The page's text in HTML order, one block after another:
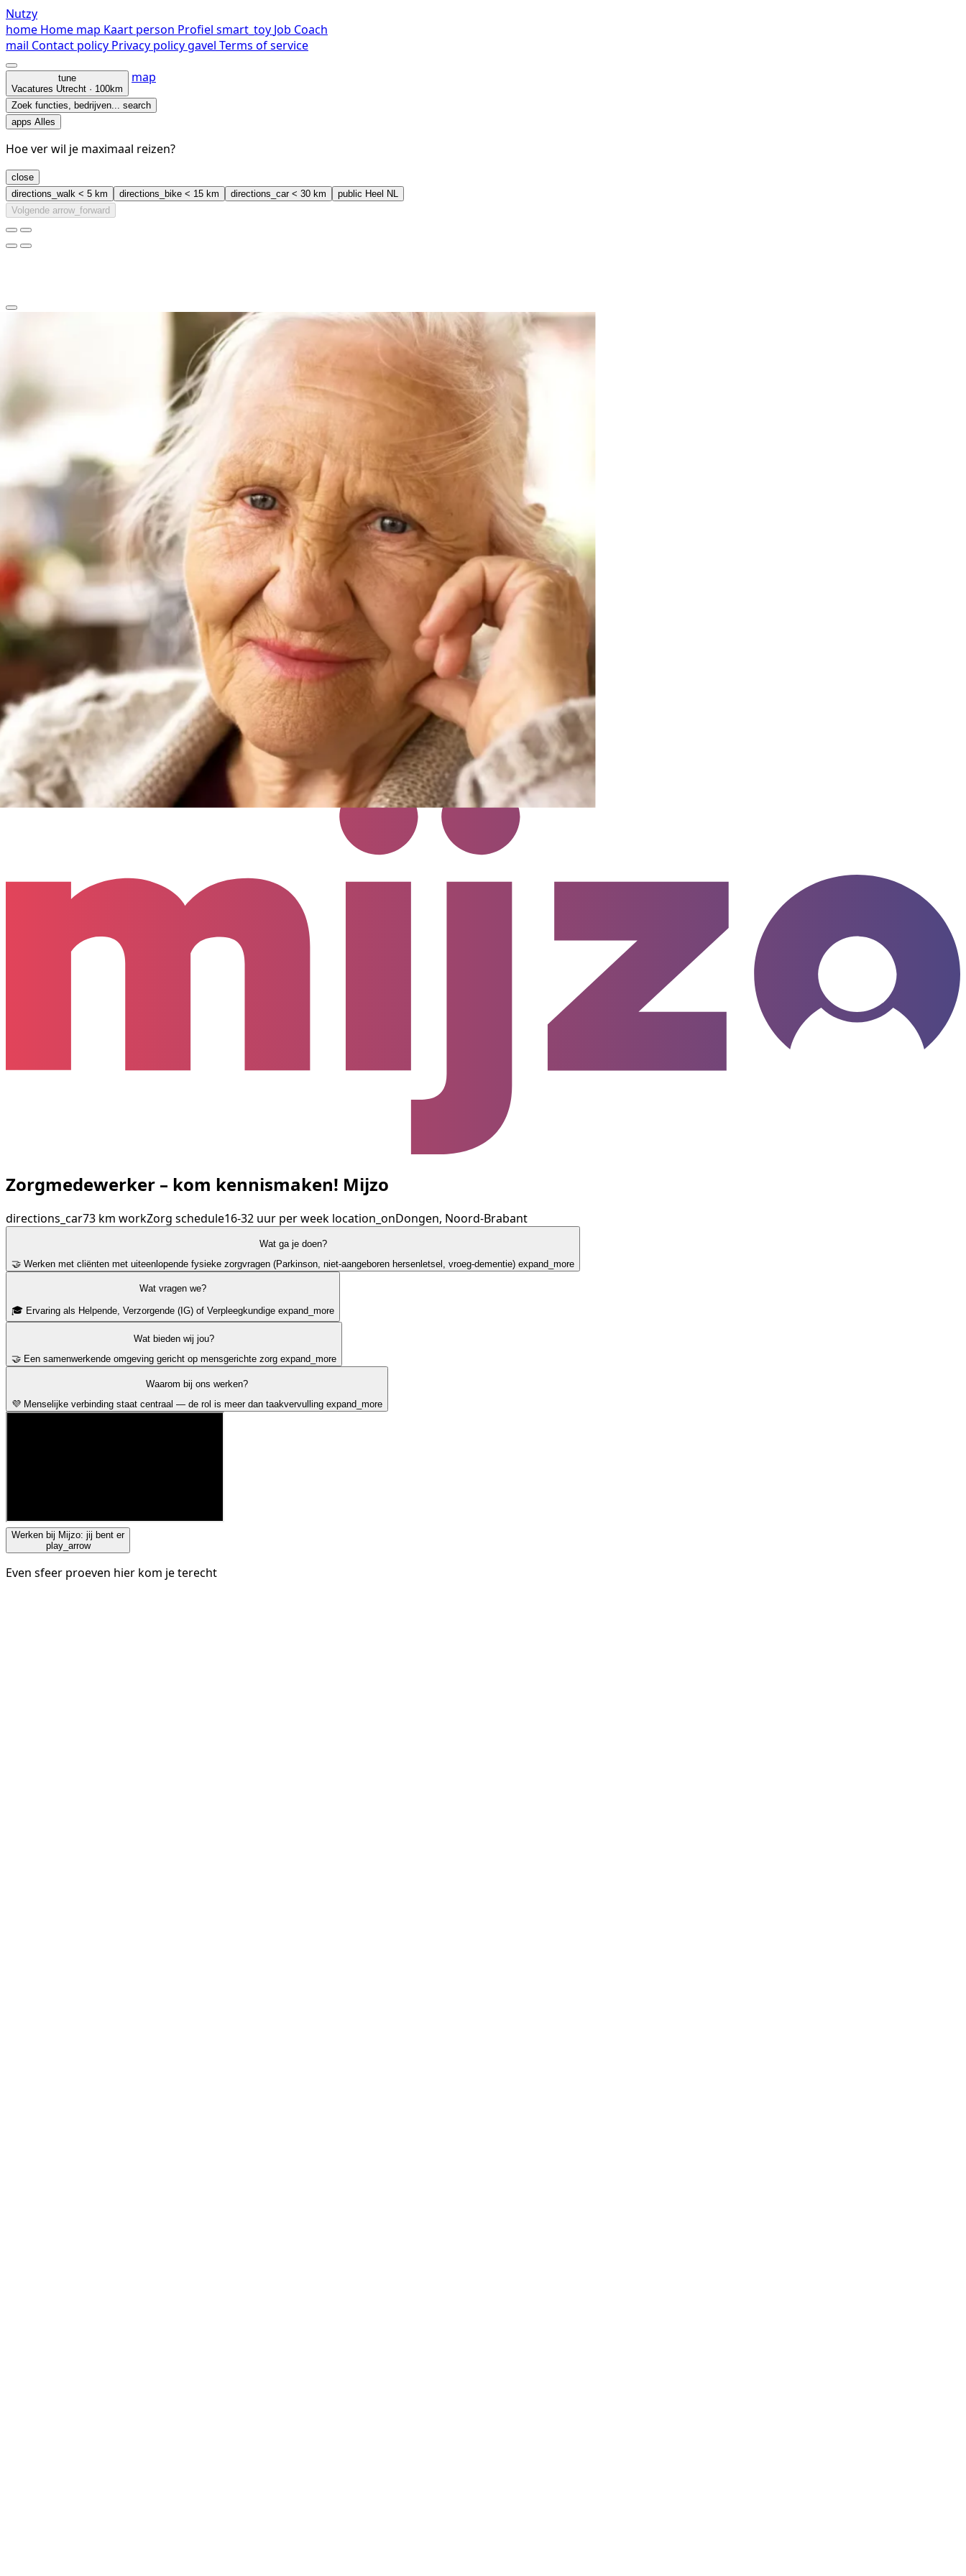
Nutzy
home Home map Kaart person Profiel smart_toy Job Coach
mail Contact policy Privacy policygavel Terms of service
tune
Vacatures Utrecht · 100km
map
Zoek functies, bedrijven... search
apps Alles
Hoe ver wil je maximaal reizen?
close
directions_walk < 5 km directions_bike < 15 km directions_car< 30 km public Heel NL
Volgende arrow_forward
Zorgmedewerker – kom kennismaken! Mijzo
directions_car73 km workZorg schedule16-32 uur per week location_onDongen, Noord-Brabant
Wat ga je doen?
🤝 Werken met cliënten met uiteenlopende fysieke zorgvragen (Parkinson, niet-aangeboren hersenletsel, vroeg-dementie) expand_more
Wat vragen we?
🎓 Ervaring als Helpende, Verzorgende (IG) of Verpleegkundige expand_more
Wat bieden wij jou?
🤝 Een samenwerkende omgeving gericht op mensgerichte zorg expand_more
Waarom bij ons werken?
💜 Menselijke verbinding staat centraal — de rol is meer dan taakvervulling expand_more
Werken bij Mijzo: jij bent er
play_arrow
Even sfeer proeven hier kom je terecht